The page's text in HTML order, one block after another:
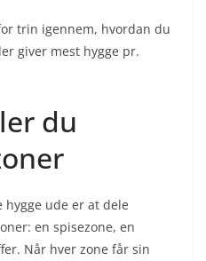
trin igennem, hvordan du
giver mest hygge pr.
du
hygge ude er at dele
en spisezone, en
Når hver zone får sin